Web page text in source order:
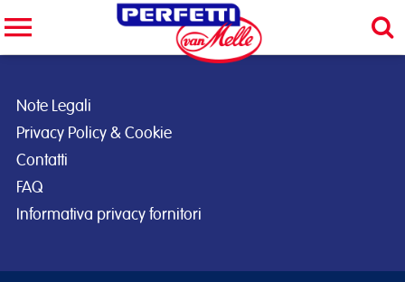
Note Legali
Privacy Policy & Cookie
Contatti
FAQ
Informativa privacy fornitori